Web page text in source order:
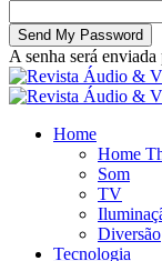
A senha será
Home
Home
Som
TV
Diversão
Tecnologia